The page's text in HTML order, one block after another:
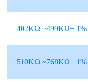
402KΩ ~499KΩ± 1%
510KΩ ~768KΩ± 1%